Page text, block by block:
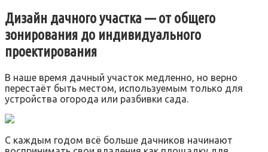
Дизайн дачного участка — от общего
зонирования до индивидуального
проектирования
В наше время дачный участок медленно, но верно
перестаёт быть местом, используемым только для
устройства огорода или разбивки сада.
С каждым годом всё больше дачников начинают